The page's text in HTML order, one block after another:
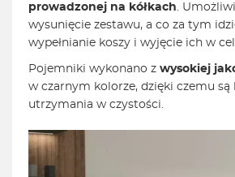
prowadzonej na kółkach .
wysunięcie zestawu, a co za tym
wypełnianie koszy i wyjęcie ich w
Pojemniki wykonano z wysokiej
w czarnym kolorze, dzięki czemu są
utrzymania w czystości.